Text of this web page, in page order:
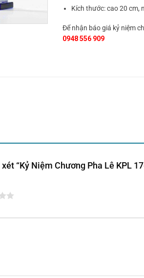
Kích thước: cao 20 cm,
Để nhận báo giá kỷ niệm
0948 556 909
“Kỷ Niệm Chương Pha Lê KPL